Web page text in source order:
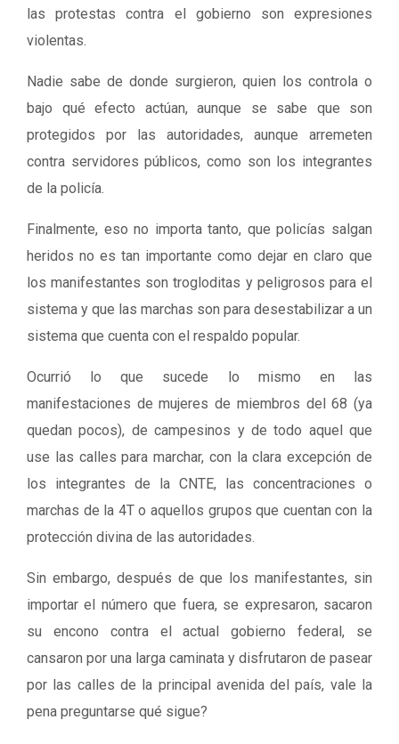
las protestas contra el gobierno son expresiones
violentas.
Nadie sabe de donde surgieron, quien los controla o
bajo qué efecto actúan, aunque se sabe que son
protegidos por las autoridades, aunque arremeten
contra servidores públicos, como son los integrantes
de la policía.
Finalmente, eso no importa tanto, que policías salgan
heridos no es tan importante como dejar en claro que
los manifestantes son trogloditas y peligrosos para el
sistema y que las marchas son para desestabilizar a un
sistema que cuenta con el respaldo popular.
Ocurrió lo que sucede lo mismo en las
manifestaciones de mujeres de miembros del 68 (ya
quedan pocos), de campesinos y de todo aquel que
use las calles para marchar, con la clara excepción de
los integrantes de la CNTE, las concentraciones o
marchas de la 4T o aquellos grupos que cuentan con la
protección divina de las autoridades.
Sin embargo, después de que los manifestantes, sin
importar el número que fuera, se expresaron, sacaron
su encono contra el actual gobierno federal, se
cansaron por una larga caminata y disfrutaron de pasear
por las calles de la principal avenida del país, vale la
pena preguntarse qué sigue?